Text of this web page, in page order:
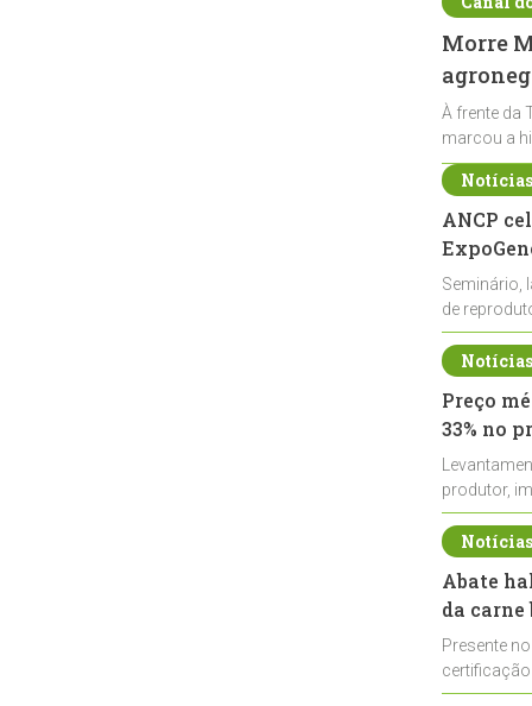
Morre
À frente da
marcou a
ANCP
Seminário,
de
durante a
Preço
33% no
produtor,
de leite cru
Abate
da
Presente